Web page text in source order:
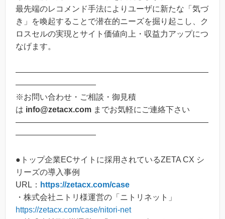
最先端のレコメンド手法によりユーザに新たな「気づ
き」を喚起することで潜在的ニーズを掘り起こし、ク
ロスセルの実現とサイト価値向上・収益力アップにつ
なげます。
————————————————————————
——————————
※お問い合わせ・ご相談・御見積
は info@zetacx.com までお気軽にご連絡下さい
————————————————————————
——————————
●トップ企業ECサイトに採用されているZETA CX シ
リーズの導入事例
URL： https://zetacx.com/case
​・株式会社ニトリ様運営の「ニトリネット」
https://zetacx.com/case/nitori-net